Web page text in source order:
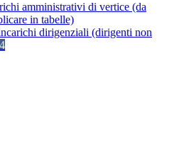
amministrativi di vertice (da
in tabelle)
dirigenziali (dirigenti non